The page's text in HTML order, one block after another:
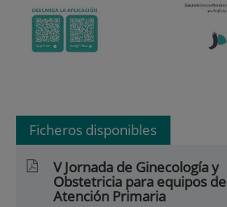
Ficheros disponibles
V Jornada de Ginecología y
Obstetricia para equipos de
Atención Primaria